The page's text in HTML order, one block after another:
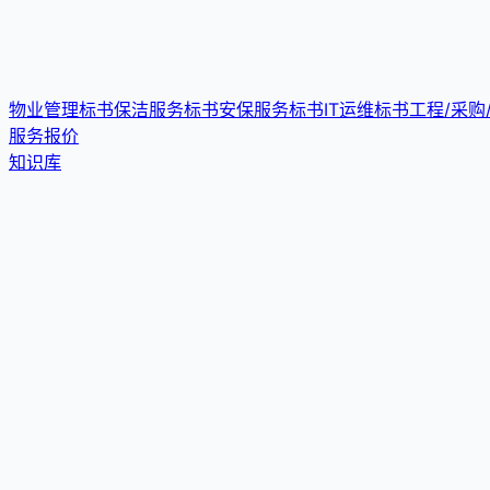
物业管理标书保洁服务标书安保服务标书IT运维标书工程/采
服务报价
知识库